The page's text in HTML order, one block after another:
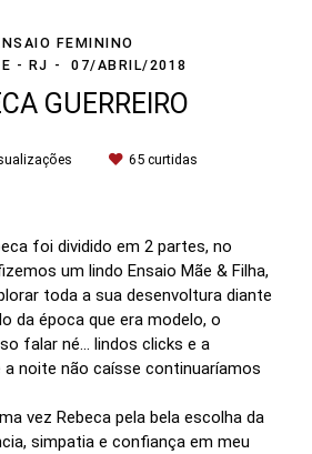
FEMININO
- RJ
07/ABRIL/2018
GUERREIRO
65curtidas
foi dividido em 2 partes, no
um lindo Ensaio Mãe & Filha,
toda a sua desenvoltura diante
da época que era modelo, o
falar né... lindos clicks e a
a noite não caísse continuaríamos
vez Rebeca pela bela escolha da
simpatia e confiança em meu